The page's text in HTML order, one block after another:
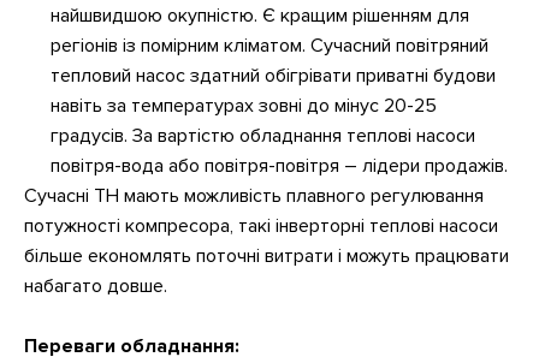
найшвидшою окупністю. Є кращим рішенням для
регіонів із помірним кліматом. Сучасний повітряний
тепловий насос здатний обігрівати приватні будови
навіть за температурах зовні до мінус 20-25
градусів. За вартістю обладнання теплові насоси
повітря-вода або повітря-повітря – лідери продажів.
Сучасні ТН мають можливість плавного регулювання
потужності компресора, такі інверторні теплові насоси
більше економлять поточні витрати і можуть працювати
набагато довше.
Переваги обладнання: